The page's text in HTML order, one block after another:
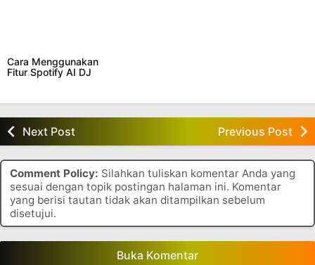
Cara Menggunakan
Fitur Spotify AI DJ
Next Post Previous Post
Comment Policy: Silahkan tuliskan komentar Anda yang
sesuai dengan topik postingan halaman ini. Komentar
yang berisi tautan tidak akan ditampilkan sebelum
disetujui.
Buka Komentar